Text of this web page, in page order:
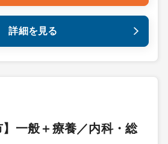
詳細を見る
】一般＋療養／内科・総